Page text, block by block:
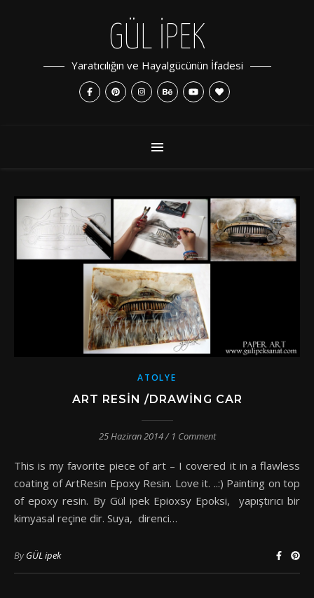
GÜL İPEK
Yaratıcılığın ve Hayalgücünün İfadesi
ATOLYE
ART RESIN /DRAWING CAR
25 Haziran 2014/ 1 Comment
This is my favorite piece of art – I covered it in a flawless
coating of ArtResin Epoxy Resin. Love it. ..:) Painting on top
of epoxy resin. By Gül ipek Epioxsy Epoksi, yapıştırıcı bir
kimyasal reçine dir. Suya, direnci…
ByGÜL ipek